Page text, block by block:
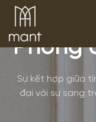
Phong
Sự kết hợp giữa
đại với sự sang